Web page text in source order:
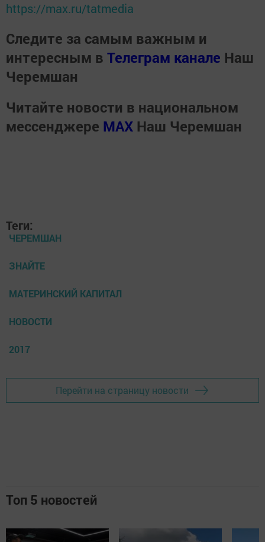
https://max.ru/tatmedia
Следите за самым важным и
интересным в Телеграм канале Наш
Черемшан
Читайте новости в национальном
мессенджере MАХ Наш Черемшан
Теги:
ЧЕРЕМШАН
ЗНАЙТЕ
МАТЕРИНСКИЙ КАПИТАЛ
НОВОСТИ
2017
Перейти на страницу новости
Топ 5 новостей